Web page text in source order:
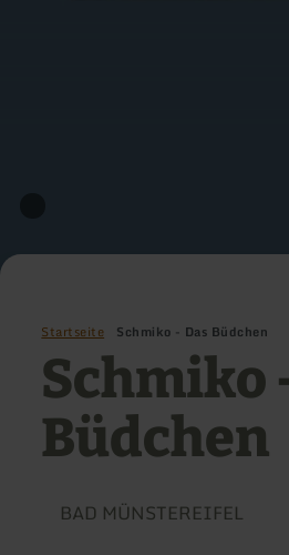
Startseite Schmiko - Das Büdchen
Schmiko
Büdchen
BAD MÜNSTEREIFEL